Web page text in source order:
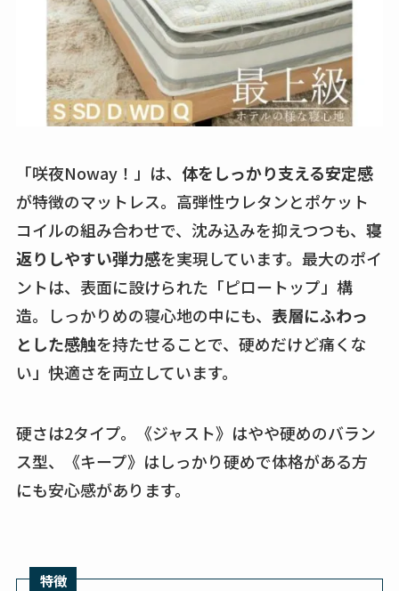
「咲夜Noway！」は、 体をしっかり支える安定感
が特徴のマットレス。高弾性ウレタンとポケット
コイルの組み合わせで、沈み込みを抑えつつも、 寝
返りしやすい弾力感を実現しています。最大のポイ
ントは、表面に設けられた「ピロートップ」構
造。しっかりめの寝心地の中にも、 表層にふわっ
とした感触を持たせることで、硬めだけど痛くな
い」快適さを両立しています。
硬さは2タイプ。《ジャスト》はやや硬めのバラン
ス型、《キープ》はしっかり硬めで体格がある方
にも安心感があります。
特徴